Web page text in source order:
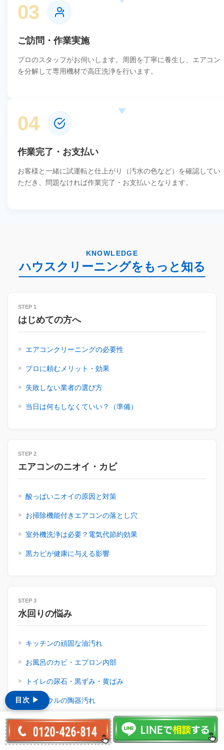
03
ご訪問・作業実施
プロのスタッフがお伺いします。周囲を丁寧に養生し、エアコン
を分解して専用機材で高圧洗浄を行います。
04
作業完了・お支払い
お客様と一緒に試運転と仕上がり（汚水の色など）を確認してい
ただき、問題なければ作業完了・お支払いとなります。
KNOWLEDGE
ハウスクリーニングをもっと知る
STEP 1
はじめての方へ
エアコンクリーニングの必要性
プロに頼むメリット・効果
失敗しない業者の選び方
当日は何もしなくていい？（準備）
STEP 2
エアコンのニオイ・カビ
酸っぱいニオイの原因と対策
お掃除機能付きエアコンの落とし穴
室外機洗浄は必要？電気代節約効果
黒カビが健康に与える影響
STEP 3
水回りの悩み
キッチンの頑固な油汚れ
お風呂のカビ・エプロン内部
トイレの尿石・黒ずみ・黄ばみ
洗面ボウルの陶器汚れ
目次 ▶︎